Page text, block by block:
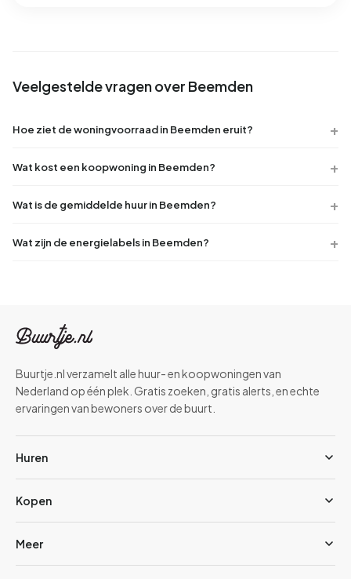
Veelgestelde vragen over Beemden
Hoe ziet de woningvoorraad in Beemden eruit?
Wat kost een koopwoning in Beemden?
Wat is de gemiddelde huur in Beemden?
Wat zijn de energielabels in Beemden?
Buurtje.nl verzamelt alle huur- en koopwoningen van
Nederland op één plek. Gratis zoeken, gratis alerts, en echte
ervaringen van bewoners over de buurt.
Huren
Kopen
Meer